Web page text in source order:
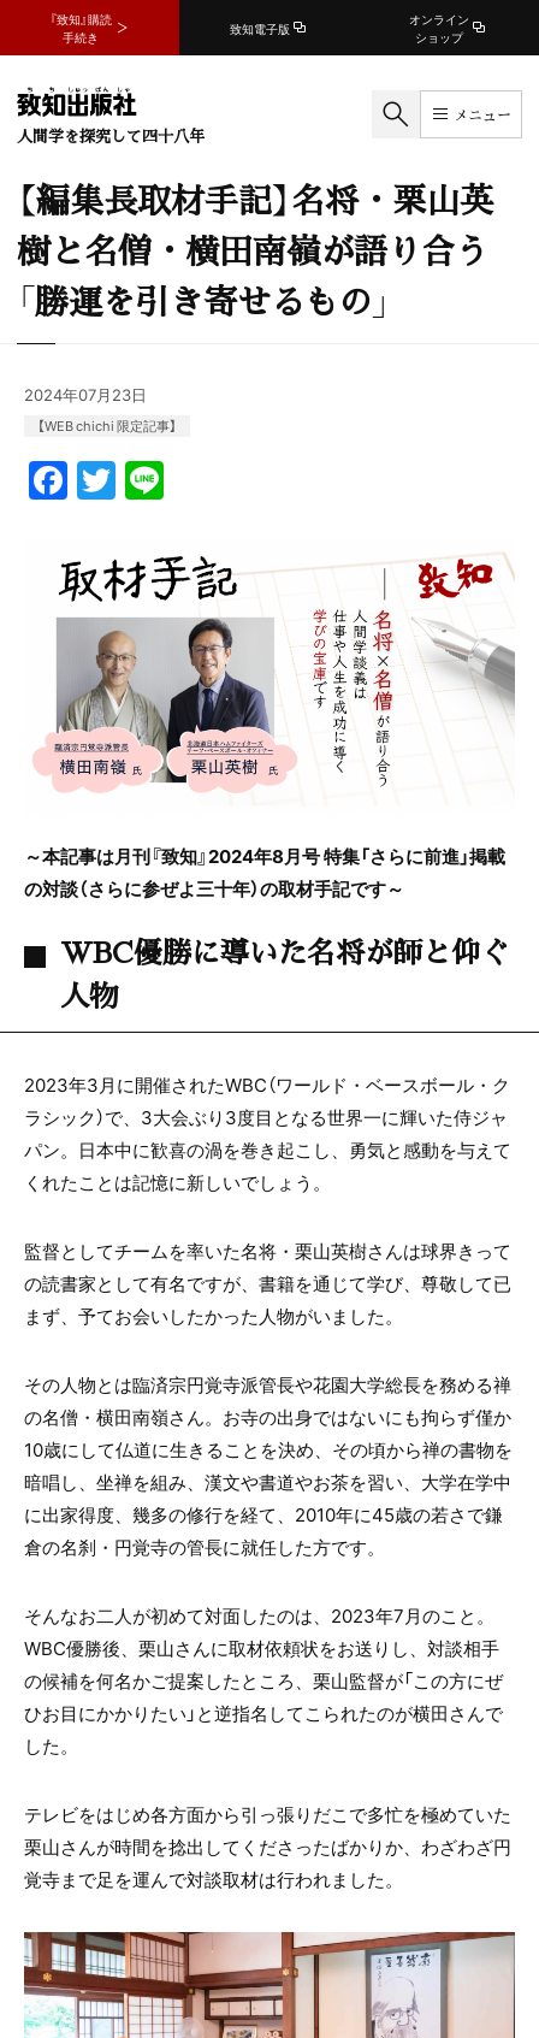
『致知』購読
手続き
致知電子版
オンライン
ショップ
人間学を探究して四十八年
メニュー
【編集長取材手記】名将・栗山英
樹と名僧・横田南嶺が語り合う
「勝運を引き寄せるもの」
2024年07月23日
【WEB chichi 限定記事】
F
a
c
e
b
o
o
k
T
w
itt
er
e
～本記事は月刊『致知』2024年8月号 特集「さらに前進」掲載
の対談（さらに参ぜよ三十年）の取材手記です～
WBC優勝に導いた名将が師と仰ぐ
人物
2023年3月に開催されたWBC（ワールド・ベースボール・ク
ラシック）で、3大会ぶり3度目となる世界一に輝いた侍ジャ
パン。日本中に歓喜の渦を巻き起こし、勇気と感動を与えて
くれたことは記憶に新しいでしょう。
監督としてチームを率いた名将・栗山英樹さんは球界きって
の読書家として有名ですが、書籍を通じて学び、尊敬して已
まず、予てお会いしたかった人物がいました。
その人物とは臨済宗円覚寺派管長や花園大学総長を務める禅
の名僧・横田南嶺さん。お寺の出身ではないにも拘らず僅か
10歳にして仏道に生きることを決め、その頃から禅の書物を
暗唱し、坐禅を組み、漢文や書道やお茶を習い、大学在学中
に出家得度、幾多の修行を経て、2010年に45歳の若さで鎌
倉の名刹・円覚寺の管長に就任した方です。
そんなお二人が初めて対面したのは、2023年7月のこと。
WBC優勝後、栗山さんに取材依頼状をお送りし、対談相手
の候補を何名かご提案したところ、栗山監督が「この方にぜ
ひお目にかかりたい」と逆指名してこられたのが横田さんで
した。
テレビをはじめ各方面から引っ張りだこで多忙を極めていた
栗山さんが時間を捻出してくださったばかりか、わざわざ円
覚寺まで足を運んで対談取材は行われました。